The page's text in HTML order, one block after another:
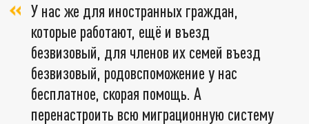
У нас же для иностранных граждан,
которые работают, ещё и въезд
безвизовый, для членов их семей въезд
безвизовый, родовспоможение у нас
бесплатное, скорая помощь. А
перенастроить всю миграционную систему